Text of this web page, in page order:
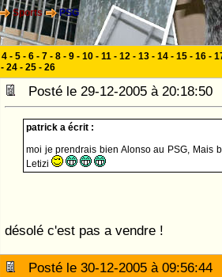
Sports PSG
4 - 5 - 6 - 7 - 8 - 9 - 10 - 11 - 12 - 13 - 14 - 15 - 16 -
- 24 - 25 - 26
Posté le 29-12-2005 à
patrick a écrit :
moi je prendrais bien Alonso au PSG, Mais
Letizi
désolé c'est pas a vendre !
Posté le 30-12-2005 à